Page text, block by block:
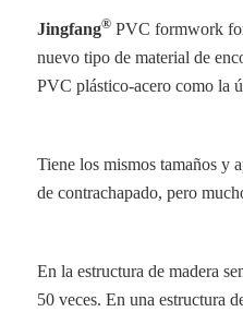
Jingfang® PVC formwork
nuevo tipo de material de
PVC plástico-acero como la
Tiene los mismos tamaños y
de contrachapado, pero
En la estructura de madera
50 veces. En una estructura